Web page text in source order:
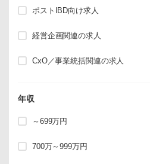
ポストIBD向け求人
経営企画関連の求人
CxO／事業統括関連の求人
年収
～699万円
700万～999万円